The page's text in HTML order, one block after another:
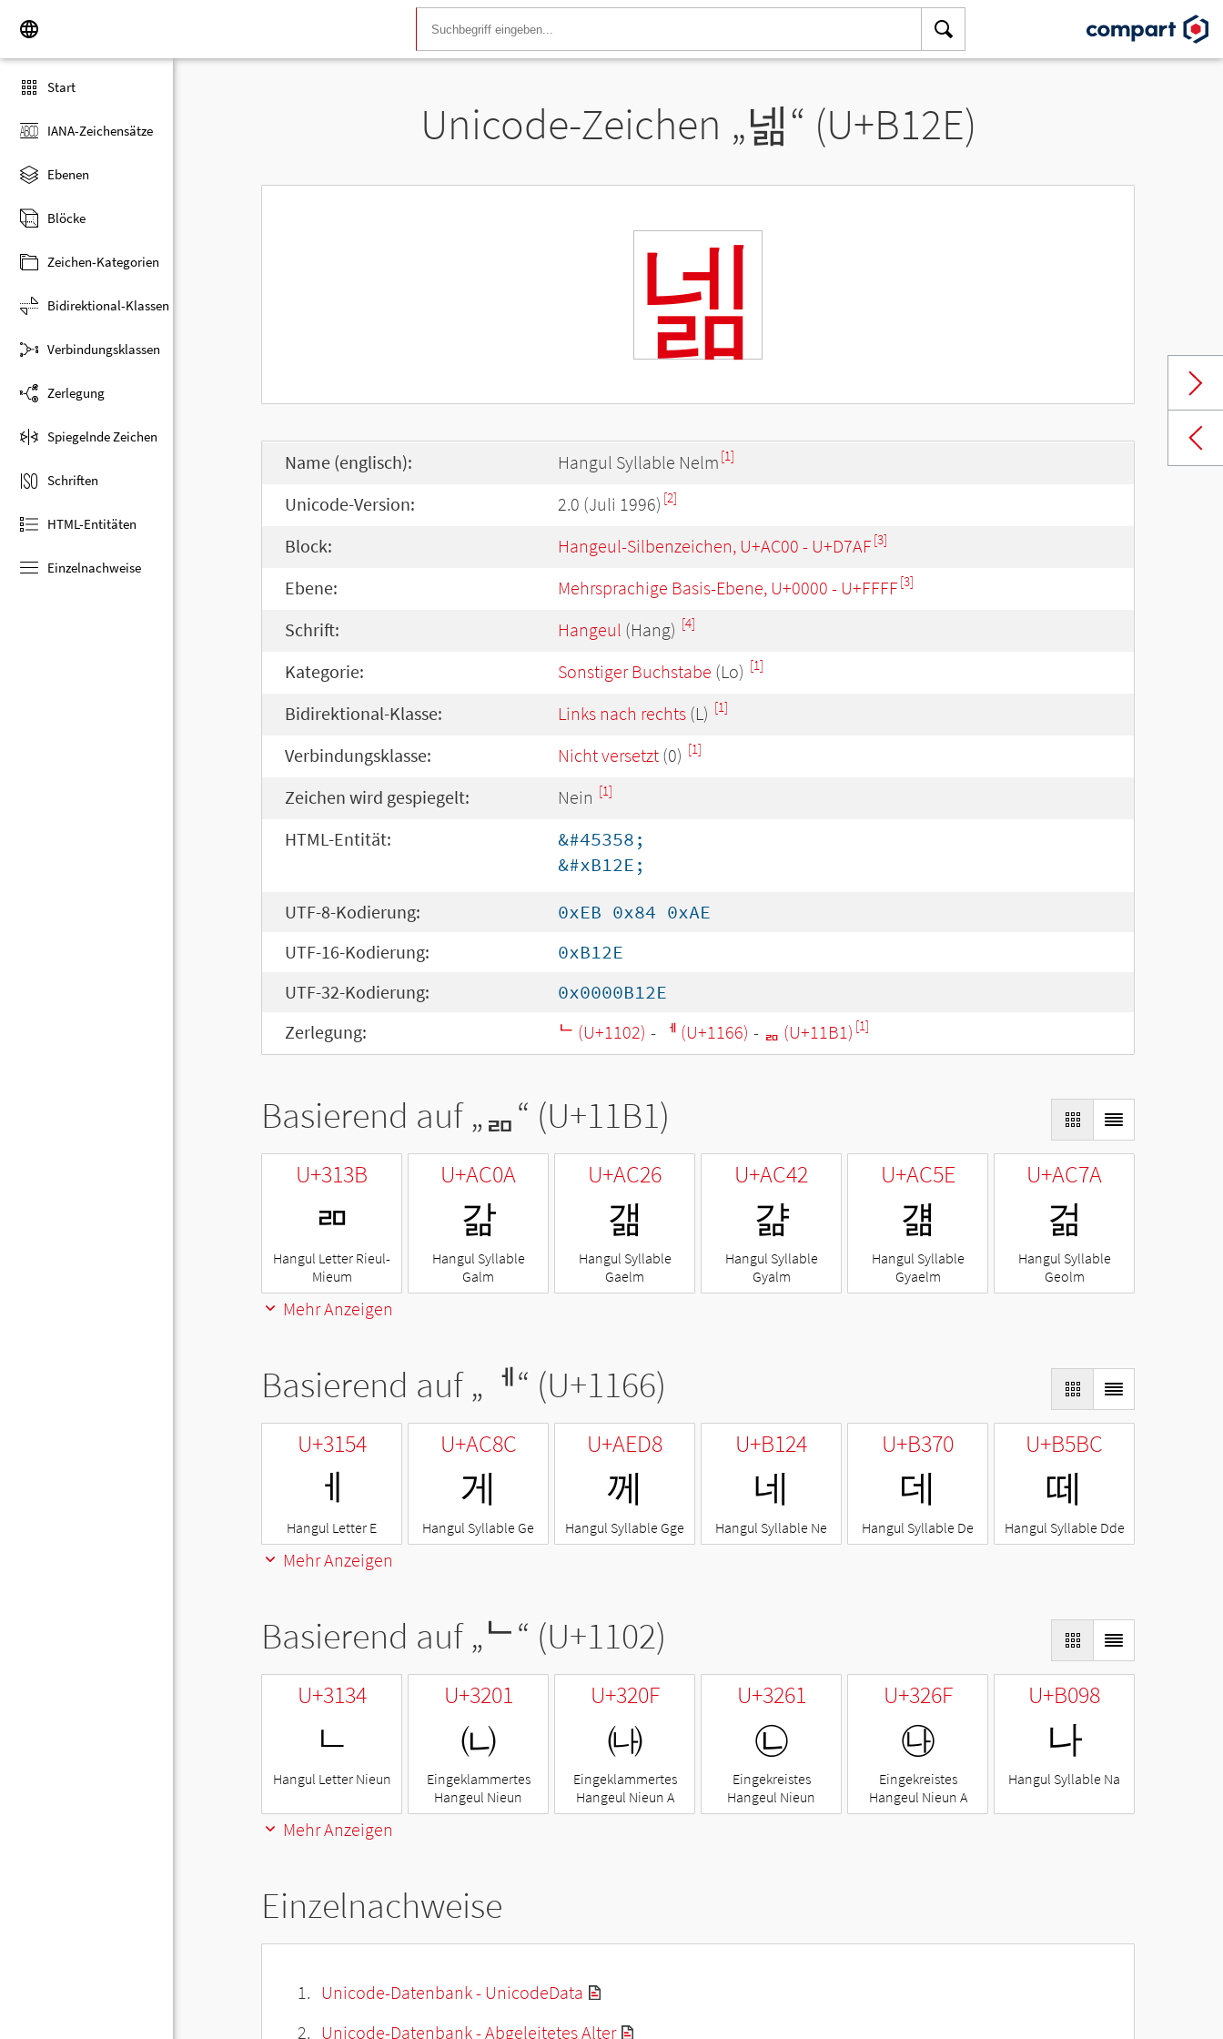
Start
IANA-Zeichensätze
Ebenen
Blöcke
Zeichen-Kategorien
Bidirektional-Klassen
Verbindungsklassen
Zerlegung
Spiegelnde Zeichen
Schriften
HTML-Entitäten
Einzelnachweise
Unicode-Zeichen „넮“ (U+B12E)
넮
Name (englisch): Hangul Syllable Nelm [1]
Unicode-Version: 2.0 (Juli 1996) [2]
Block: Hangeul-Silbenzeichen, U+AC00 - U+D7AF[3]
Ebene: Mehrsprachige Basis-Ebene, U+0000 - U+FFFF[3]
Schrift: Hangeul (Hang) [4]
Kategorie: Sonstiger Buchstabe (Lo) [1]
Bidirektional-Klasse: Links nach rechts (L) [1]
Verbindungsklasse: Nicht versetzt (0) [1]
Zeichen wird gespiegelt: Nein [1]
HTML-Entität:
&#45358;
&#xB12E;
UTF-8-Kodierung:
0xEB 0x84 0xAE
UTF-16-Kodierung:
0xB12E
UTF-32-Kodierung:
0x0000B12E
Zerlegung:
ᄂ (U+1102) - ᅦ (U+1166) - ᆱ (U+11B1) [1]
Basierend auf „ᆱ“ (U+11B1)
U+313B
ㄻ
Hangul Letter Rieul-
Mieum
U+AC0A
갊
Hangul Syllable
Galm
U+AC26
갦
Hangul Syllable
Gaelm
U+AC42
걂
Hangul Syllable
Gyalm
U+AC5E
걞
Hangul Syllable
Gyaelm
U+AC7A
걺
Hangul Syllable
Geolm
Mehr Anzeigen
Basierend auf „ ᅦ“ (U+1166)
U+3154
ㅔ
Hangul Letter E
U+AC8C
게
Hangul Syllable Ge
U+AED8
께
Hangul Syllable Gge
U+B124
네
Hangul Syllable Ne
U+B370
데
Hangul Syllable De
U+B5BC
떼
Hangul Syllable Dde
Mehr Anzeigen
Basierend auf „ᄂ“ (U+1102)
U+3134
ㄴ
Hangul Letter Nieun
U+3201
㈁
Eingeklammertes
Hangeul Nieun
U+320F
㈏
Eingeklammertes
Hangeul Nieun A
U+3261
㉡
Eingekreistes
Hangeul Nieun
U+326F
㉯
Eingekreistes
Hangeul Nieun A
U+B098
나
Hangul Syllable Na
Mehr Anzeigen
Einzelnachweise
Unicode-Datenbank - UnicodeData
Unicode-Datenbank - Abgeleitetes Alter